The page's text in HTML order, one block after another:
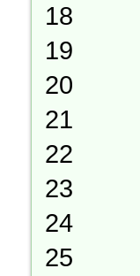
18
19
20
21
22
23
24
25